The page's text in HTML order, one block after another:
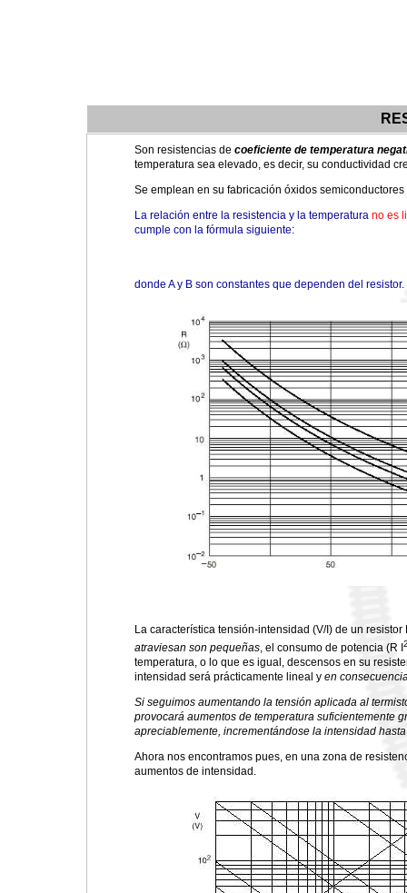
Son resistencias de coeficiente de temperatura
temperatura sea elevado, es decir, su conductividad
Se emplean en su fabricación óxidos
La relación entre la resistencia y la temperatura no es
cumple con la fórmula siguiente:
donde A y B son constantes que dependen del
La característica tensión-intensidad (V/I) de un
atraviesan son pequeñas, el consumo de potencia (R I
temperatura, o lo que es igual, descensos en su
intensidad será prácticamente lineal y en
Si seguimos aumentando la tensión aplicada al
provocará aumentos de temperatura suficientemente
apreciablemente, incrementándose la intensidad
Ahora nos encontramos pues, en una zona de
aumentos de intensidad.